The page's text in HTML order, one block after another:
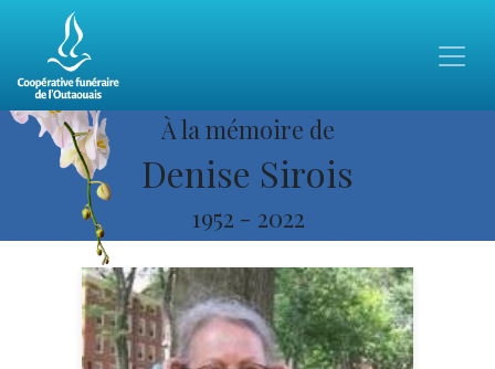
À la mémoire de
Denise Sirois
1952 - 2022